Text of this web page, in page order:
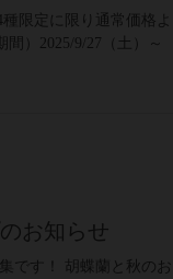
限定に限り通常価格よ
）2025/9/27（土）～
のお知らせ
です！ 胡蝶蘭と秋のお